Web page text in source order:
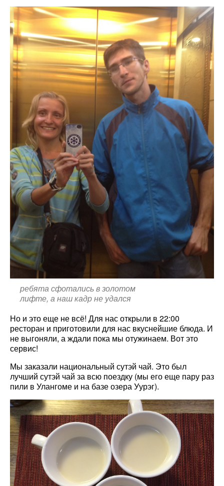
ребята сфотались в золотом
лифте, а наш кадр не удался
Но и это еще не всё! Для нас открыли в 22:00
ресторан и приготовили для нас вкуснейшие блюда. И
не выгоняли, а ждали пока мы отужинаем. Вот это
сервис!
Мы заказали национальный сутэй чай. Это был
лучший сутэй чай за всю поездку (мы его еще пару раз
пили в Улангоме и на базе озера Уурэг).